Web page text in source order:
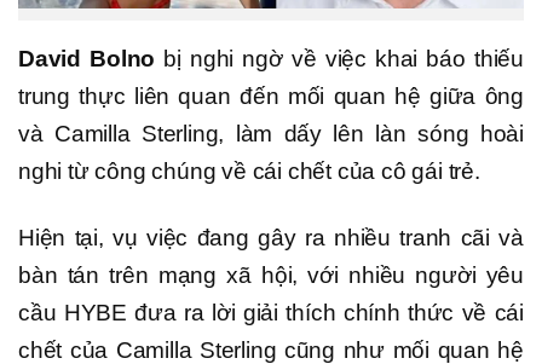
David Bolno bị nghi ngờ về việc khai báo thiếu
trung thực liên quan đến mối quan hệ giữa ông
và Camilla Sterling, làm dấy lên làn sóng hoài
nghi từ công chúng về cái chết của cô gái trẻ.
Hiện tại, vụ việc đang gây ra nhiều tranh cãi và
bàn tán trên mạng xã hội, với nhiều người yêu
cầu HYBE đưa ra lời giải thích chính thức về cái
chết của Camilla Sterling cũng như mối quan hệ